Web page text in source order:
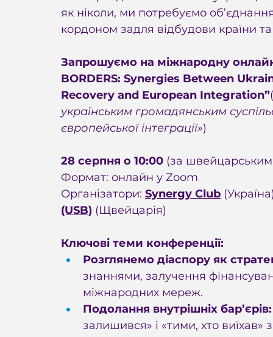
як ніколи, ми потребуємо
кордоном задля відбудови країни
Запрошуємо на міжнародну
BORDERS: Synergies Between
Recovery and European Integration”(
українським громадянським
європейської інтеграції»)
28 серпня о 10:00 (за
Формат: онлайн у Zoom
Організатори: Synergy Club
(USB) (Щвейцарія)
Ключові теми конференції:
Розглянемо діаспору як
знаннями, залучення
міжнародних мереж.
Подолання внутрішніх бар’єрів:
залишився» і «тими, хто